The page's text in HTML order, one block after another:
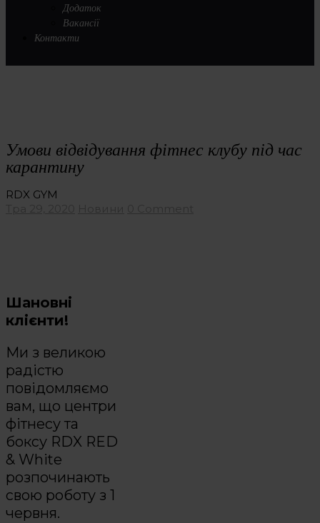
Додаток
Вакансії
Контакти
Умови відвідування фітнес клубу під час
карантину
RDX GYM
Шановні
клієнти!
Ми з великою
радістю
повідомляємо
вам, що центри
фітнесу та
боксу RDX RED
& White
розпочинають
свою роботу з 1
червня.